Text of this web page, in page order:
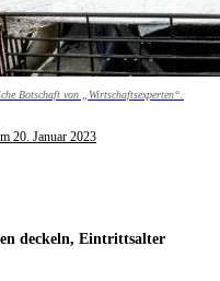
Botschaft von „Wirtschaftsexperten“.
deckeln, Eintrittsalter
20. Januar 2023